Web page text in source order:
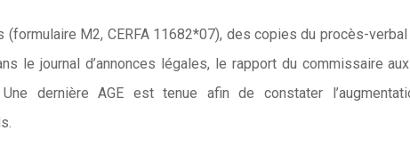
M2, CERFA 11682*07), des copies du procès-
le journal d’annonces légales, le rapport du commissaire
Une dernière AGE est tenue afin de constater